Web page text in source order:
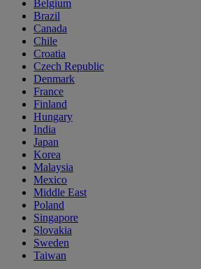
Belgium
Brazil
Canada
Chile
Croatia
Czech Republic
Denmark
France
Finland
Hungary
India
Japan
Korea
Malaysia
Mexico
Middle East
Poland
Singapore
Slovakia
Sweden
Taiwan